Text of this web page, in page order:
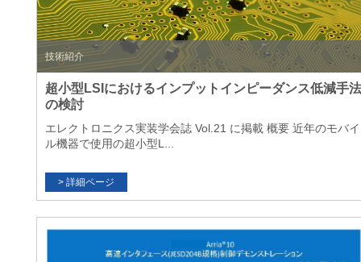
技術紹介
超小型LSIにおけるインプットインピーダンス低減手法
の検討
エレクトロニクス実装学会誌 Vol.21 に掲載 概要 近年のモバイ
ル機器で使用の超小型L...